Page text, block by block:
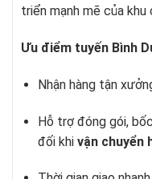
triển mạnh mẽ của khu
Ưu điểm tuyến Bình
Nhận hàng tận
Hỗ trợ đóng gói,
đối khi vận chuyển